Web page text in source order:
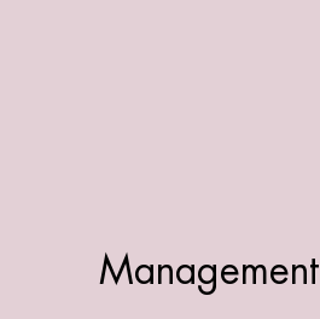
Management